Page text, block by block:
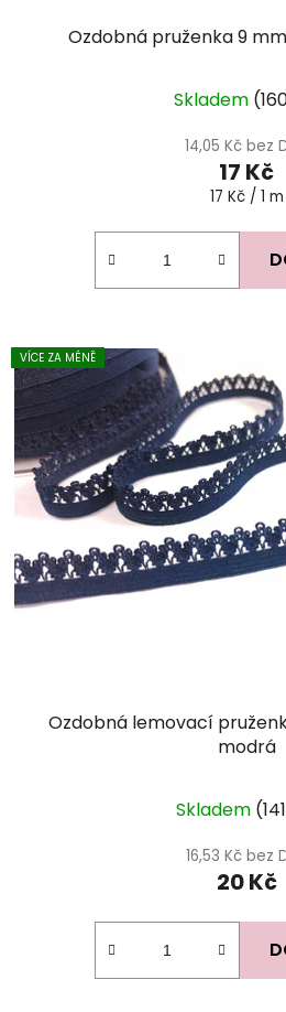
Ozdobná pruženka 9
Skladem
14,05 Kč bez
17 Kč
Měrná
17 Kč / 1 m
VÍCE ZA MÉNĚ
Ozdobná lemovací
modrá
Skladem
16,53 Kč bez
20 Kč